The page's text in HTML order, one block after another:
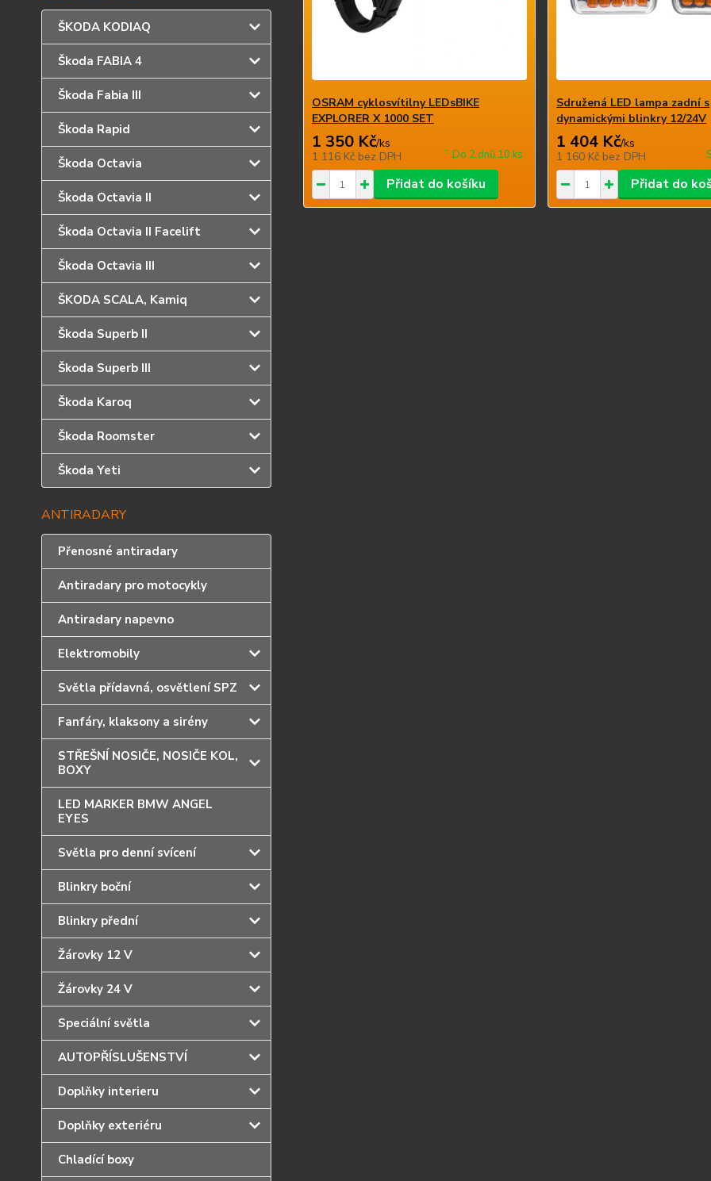
ŠKODA KODIAQ
Škoda FABIA 4
Škoda Fabia III
Škoda Rapid
Škoda Octavia
Škoda Octavia II
Škoda Octavia II Facelift
Škoda Octavia III
ŠKODA SCALA, Kamiq
Škoda Superb II
Škoda Superb III
Škoda Karoq
Škoda Roomster
Škoda Yeti
ANTIRADARY
Přenosné antiradary
Antiradary pro motocykly
Antiradary napevno
Elektromobily
Světla přídavná, osvětlení SPZ
Fanfáry, klaksony a sirény
STŘEŠNÍ NOSIČE, NOSIČE KOL,
BOXY
LED MARKER BMW ANGEL
EYES
Světla pro denní svícení
Blinkry boční
Blinkry přední
Žárovky 12 V
Žárovky 24 V
Speciální světla
AUTOPŘÍSLUŠENSTVÍ
Doplňky interieru
Doplňky exteriéru
Chladící boxy
OSRAM cyklosvítilny LEDsBIKE
EXPLORER X 1000 SET
1 350 Kč/ks
1 116 Kč bez DPH Do 2 dnů 10 ks
Přidat do košíku
Sdružená LED lampa zadní s
dynamickými blinkry 12/24V
1 404 Kč/ks
1 160 Kčbez DPH
Přidat do